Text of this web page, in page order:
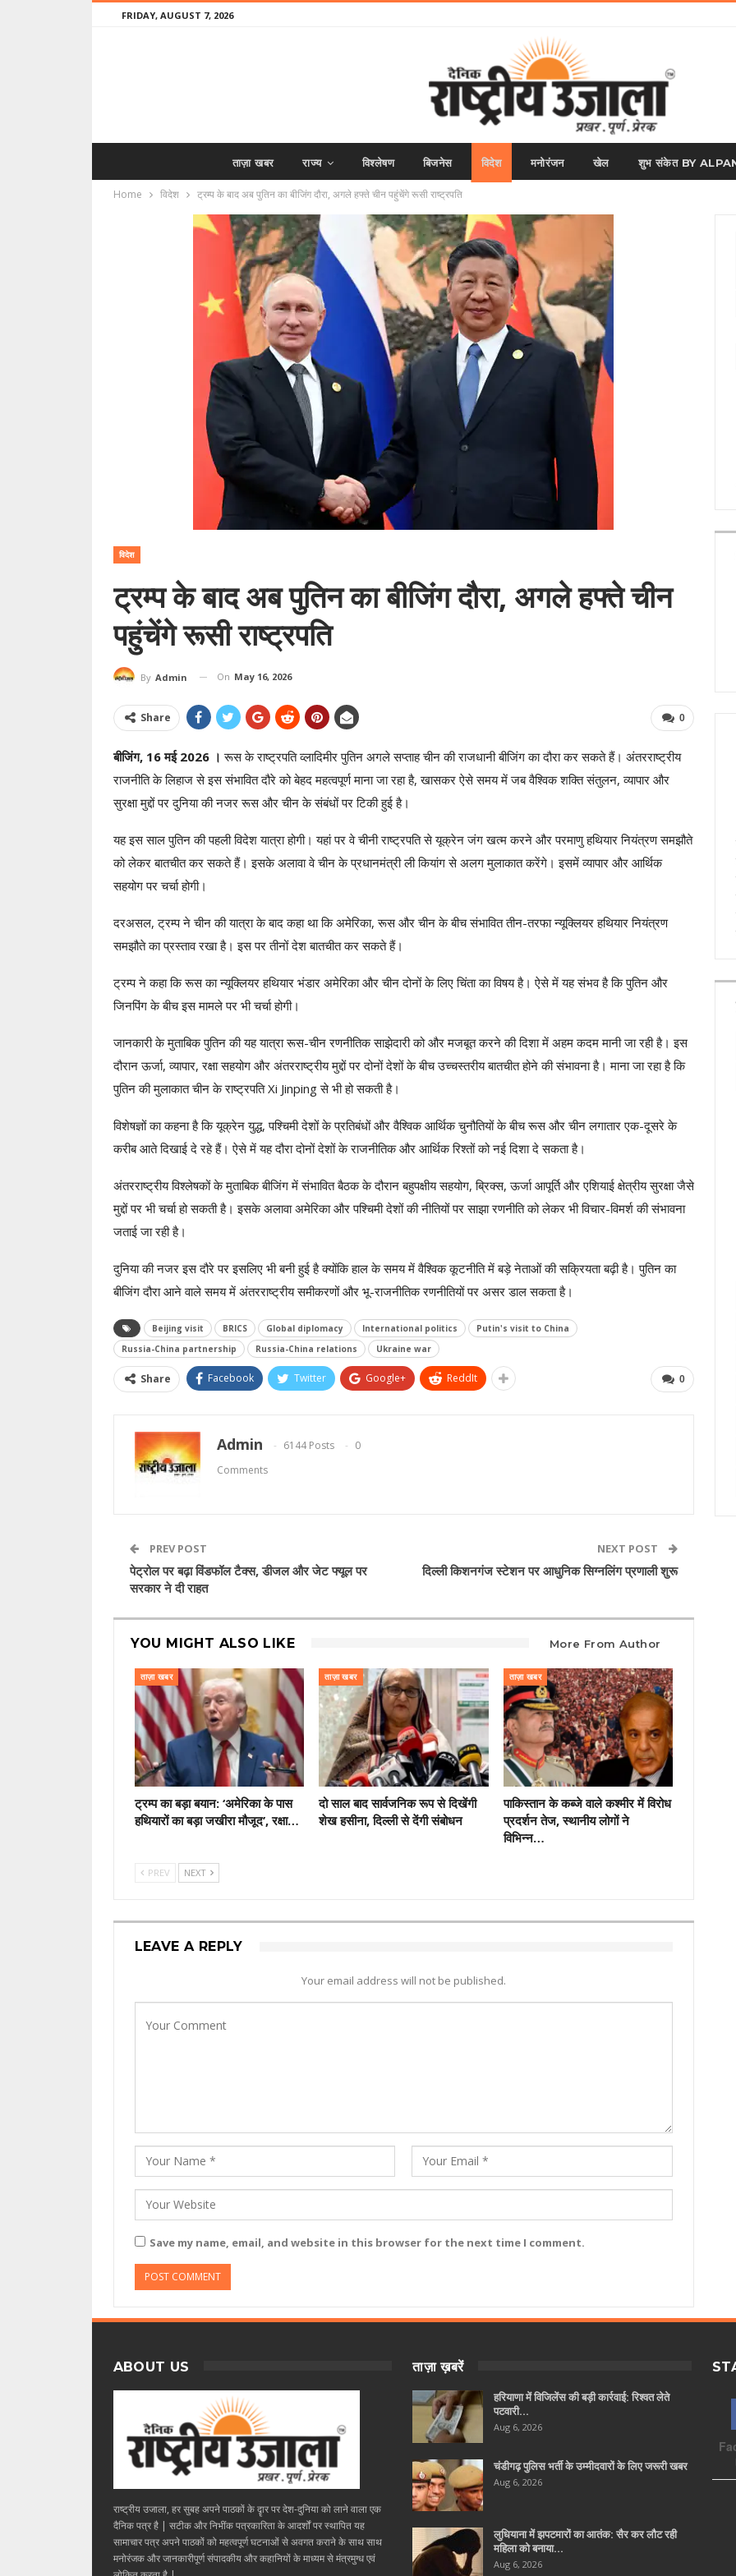
FRIDAY, AUGUST 7, 2026
ताज़ा खबर राज्य विश्लेषण बिजनेस विदेश मनोरंजन खेल शुभ संकेत BY
Home विदेश ट्रम्प के बाद अब पुतिन का बीजिंग दौरा, अगले हफ्ते चीन पहुंचेंगे रूसी राष्ट्रपति
विदेश
ट्रम्प के बाद अब पुतिन का बीजिंग दौरा, अगले हफ्ते चीन
पहुंचेंगे रूसी राष्ट्रपति
By Admin On May 16, 2026
0
Share
बीजिंग, 16 मई 2026 ।रूस के राष्ट्रपति व्लादिमीर पुतिन अगले सप्ताह चीन की राजधानी बीजिंग का दौरा कर सकते हैं। अंतरराष्ट्रीय
राजनीति के लिहाज से इस संभावित दौरे को बेहद महत्वपूर्ण माना जा रहा है, खासकर ऐसे समय में जब वैश्विक शक्ति संतुलन, व्यापार और
सुरक्षा मुद्दों पर दुनिया की नजर रूस और चीन के संबंधों पर टिकी हुई है।
यह इस साल पुतिन की पहली विदेश यात्रा होगी। यहां पर वे चीनी राष्ट्रपति से यूक्रेन जंग खत्म करने और परमाणु हथियार नियंत्रण समझौते
को लेकर बातचीत कर सकते हैं। इसके अलावा वे चीन के प्रधानमंत्री ली कियांग से अलग मुलाकात करेंगे। इसमें व्यापार और आर्थिक
सहयोग पर चर्चा होगी।
दरअसल, ट्रम्प ने चीन की यात्रा के बाद कहा था कि अमेरिका, रूस और चीन के बीच संभावित तीन-तरफा न्यूक्लियर हथियार नियंत्रण
समझौते का प्रस्ताव रखा है। इस पर तीनों देश बातचीत कर सकते हैं।
ट्रम्प ने कहा कि रूस का न्यूक्लियर हथियार भंडार अमेरिका और चीन दोनों के लिए चिंता का विषय है। ऐसे में यह संभव है कि पुतिन और
जिनपिंग के बीच इस मामले पर भी चर्चा होगी।
जानकारी के मुताबिक पुतिन की यह यात्रा रूस-चीन रणनीतिक साझेदारी को और मजबूत करने की दिशा में अहम कदम मानी जा रही है। इस
दौरान ऊर्जा, व्यापार, रक्षा सहयोग और अंतरराष्ट्रीय मुद्दों पर दोनों देशों के बीच उच्चस्तरीय बातचीत होने की संभावना है। माना जा रहा है कि
पुतिन की मुलाकात चीन के राष्ट्रपतिXi Jinpingसे भी हो सकती है।
विशेषज्ञों का कहना है कि यूक्रेन युद्ध, पश्चिमी देशों के प्रतिबंधों और वैश्विक आर्थिक चुनौतियों के बीच रूस और चीन लगातार एक-दूसरे के
करीब आते दिखाई दे रहे हैं। ऐसे में यह दौरा दोनों देशों के राजनीतिक और आर्थिक रिश्तों को नई दिशा दे सकता है।
अंतरराष्ट्रीय विश्लेषकों के मुताबिक बीजिंग में संभावित बैठक के दौरान बहुपक्षीय सहयोग, ब्रिक्स, ऊर्जा आपूर्ति और एशियाई क्षेत्रीय सुरक्षा जैसे
मुद्दों पर भी चर्चा हो सकती है। इसके अलावा अमेरिका और पश्चिमी देशों की नीतियों पर साझा रणनीति को लेकर भी विचार-विमर्श की संभावना
जताई जा रही है।
दुनिया की नजर इस दौरे पर इसलिए भी बनी हुई है क्योंकि हाल के समय में वैश्विक कूटनीति में बड़े नेताओं की सक्रियता बढ़ी है। पुतिन का
बीजिंग दौरा आने वाले समय में अंतरराष्ट्रीय समीकरणों और भू-राजनीतिक रणनीतियों पर असर डाल सकता है।
Beijing visit BRICS Global diplomacy International politics
Putin's visit to China
Russia-China partnership
Russia-China relations Ukraine war
0
Share Facebook Twitter Google+ ReddIt
Admin 6144 Posts
0
Comments
PREV POST
पेट्रोल पर बढ़ा विंडफॉल टैक्स, डीजल और जेट फ्यूल पर
सरकार ने दी राहत
NEXT POST
दिल्ली किशनगंज स्टेशन पर आधुनिक सिग्नलिंग प्रणाली शुरू
YOU MIGHT ALSO LIKE More From Author
ताज़ा खबर
ट्रम्प का बड़ा बयान: ‘अमेरिका के पास
हथियारों का बड़ा जखीरा मौजूद’, रक्षा…
ताज़ा खबर
दो साल बाद सार्वजनिक रूप से दिखेंगी
शेख हसीना, दिल्ली से देंगी संबोधन
ताज़ा खबर
पाकिस्तान के कब्जे वाले कश्मीर में विरोध
प्रदर्शन तेज, स्थानीय लोगों ने
विभिन्न…
PREV NEXT
LEAVE A REPLY
Your email address will not be published.
Save my name, email, and website in this browser for the next time I comment.
ABOUT US
राष्ट्रीय उजाला, हर सुबह अपने पाठकों के दॄार पर देश-दुनिया को लाने वाला एक
दैनिक पत्र है | सटीक और निभींक पत्रकारिता के आदर्शों पर स्थापित यह
सामाचार पत्र अपने पाठकों को महत्वपूर्ण घटनाओं से अवगत कराने के साथ साथ
मनोरंजक और जानकारीपूर्ण संपादकीय और कहानियों के माध्यम से मंत्रमुग्ध एवं
ताज़ा ख़बरें
हरियाणा में विजिलेंस की बड़ी कार्रवाई: रिश्वत लेते
पटवारी…
Aug 6, 2026
चंडीगढ़ पुलिस भर्ती के उम्मीदवारों के लिए जरूरी खबर
Aug 6, 2026
लुधियाना में झपटमारों का आतंक: सैर कर लौट रही
महिला को बनाया…
Aug 6, 2026